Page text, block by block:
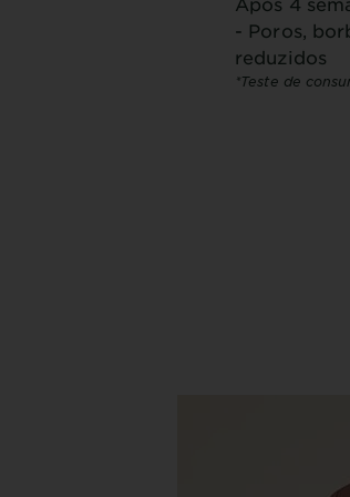
- Poros,
reduzidos
*Teste de